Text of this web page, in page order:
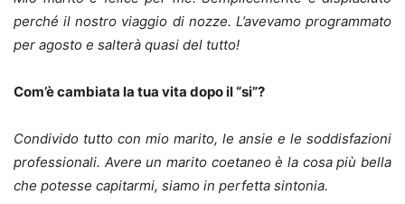
perché il nostro viaggio di nozze. L’avevamo programmato
per agosto e salterà quasi del tutto!
Com’è cambiata la tua vita dopo il “si”?
Condivido tutto con mio marito, le ansie e le soddisfazioni
professionali. Avere un marito coetaneo è la cosa più bella
che potesse capitarmi, siamo in perfetta sintonia.